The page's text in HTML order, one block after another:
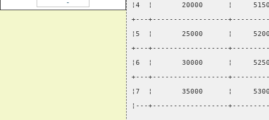
¦4  ¦       20000      ¦
+---+------------------
¦5  ¦       25000      ¦
+---+------------------
¦6  ¦       30000      ¦
+---+------------------
¦7  ¦       35000      ¦
¦---+------------------